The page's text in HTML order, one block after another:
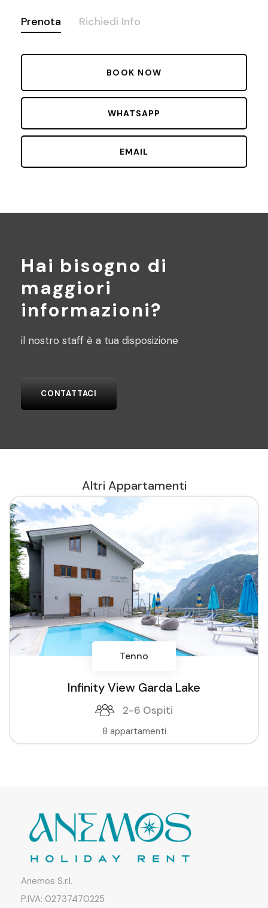
Prenota Richiedi Info
WHATSAPP
EMAIL
Hai bisogno di
maggiori
informazioni?
il nostro staff è a tua disposizione
CONTATTACI
Altri Appartamenti
Tenno
Infinity View Garda Lake
2-6 Ospiti
8 appartamenti
Anemos S.r.l.
P.IVA: 02737470225